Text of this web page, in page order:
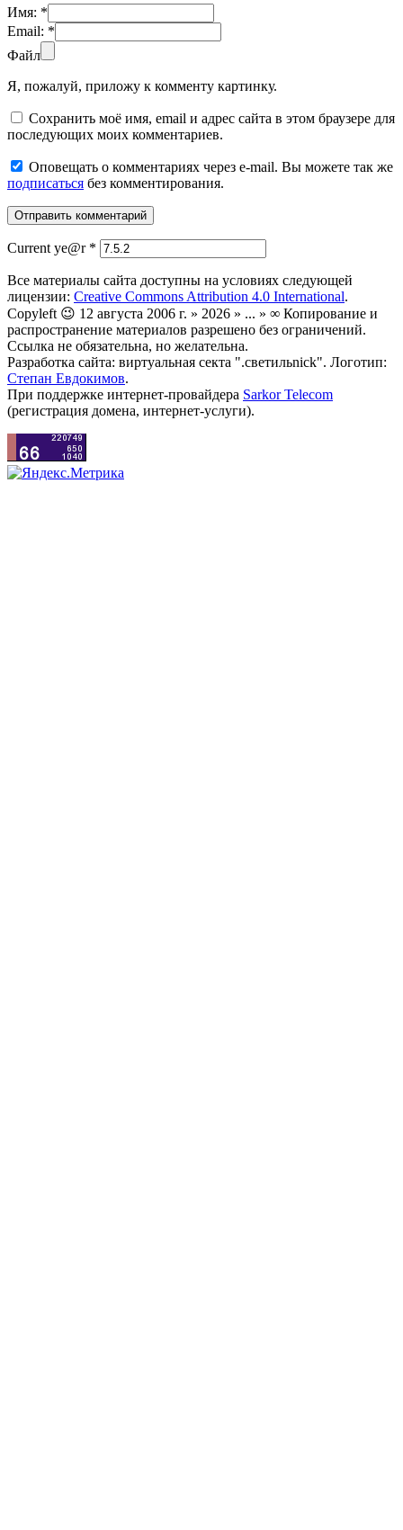
Имя: *
Email: *
Файл
Я, пожалуй, приложу к комменту картинку.
Сохранить моё имя, email и адрес сайта в этом браузере для
последующих моих комментариев.
Оповещать о комментариях через e-mail. Вы можете так же
подписаться без комментирования.
Current ye@r *
Все материалы сайта доступны на условиях следующей
лицензии: Creative Commons Attribution 4.0 International.
Copyleft 😉 12 августа 2006 г. » 2026 » ... » ∞ Копирование и
распространение материалов разрешено без ограничений.
Ссылка не обязательна, но желательна.
Разработка сайта: виртуальная секта ".светильnick". Логотип:
Степан Евдокимов.
При поддержке интернет-провайдера Sarkor Telecom
(регистрация домена, интернет-услуги).